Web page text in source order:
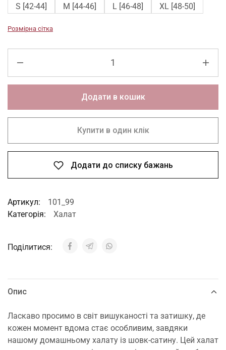
S [42-44] M [44-46] L [46-48] XL [48-50]
Розмірна сітка
Додати в кошик
Купити в один клік
Додати до списку бажань
Артикул:
101_99
Категорія:
Халат
Поділитися:
Опис
Ласкаво просимо в світ вишуканості та затишку, де
кожен момент вдома стає особливим, завдяки
нашому домашньому халату із шовк-сатину. Цей халат